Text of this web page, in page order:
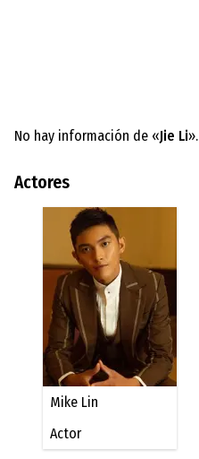
No hay información de «Jie Li».
Actores
Mike Lin
Actor